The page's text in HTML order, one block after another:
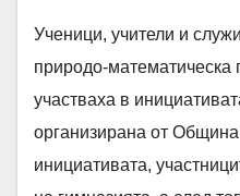
Ученици, учители и
природо-математическа
участваха в
организирана от
инициативата,